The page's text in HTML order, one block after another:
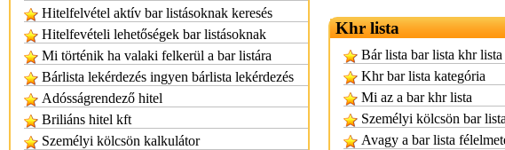
Hitelfelvétel aktív bar listásoknak keresés
Hitelfevételi lehetőségek bar listásoknak
Mi történik ha valaki felkerül a bar listára
Bárlista lekérdezés ingyen bárlista lekérdezés
Adósságrendező hitel
Briliáns hitel kft
Személyi kölcsön kalkulátor
Khr lista
Bár lista bar lista khr
Khr bar lista kategória
Mi az a bar khr lista
Személyi kölcsön bar lista
Avagy a bar lista